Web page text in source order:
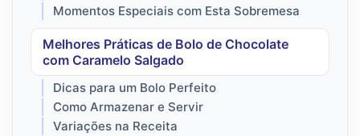
Momentos Especiais com Esta Sobremesa
Melhores Práticas de Bolo de Chocolate
com Caramelo Salgado
Dicas para um Bolo Perfeito
Como Armazenar e Servir
Variações na Receita